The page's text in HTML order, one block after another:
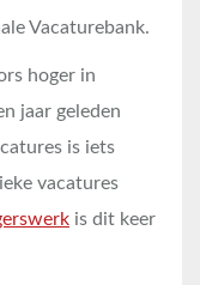
Vacaturebank.
hoger in
jaar geleden
is iets
vacatures
is dit keer